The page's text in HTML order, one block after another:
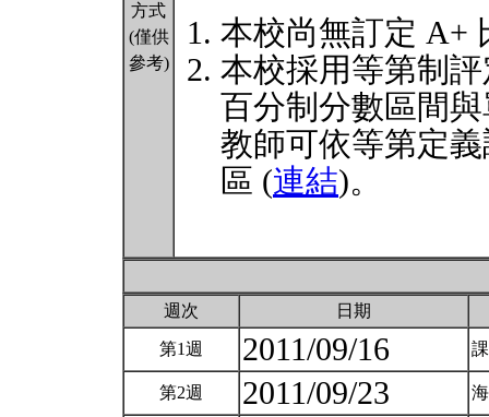
方式
(僅供
參考)
本校尚無訂定 A+
本校採用等第制
百分制分數區間
教師可依等第定
區 (連結)。
週次 日期
第1週 2011/09/16
第2週 2011/09/23